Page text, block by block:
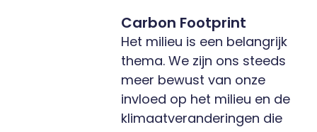
Carbon Footprint
Het milieu is een belangrijk
thema. We zijn ons steeds
meer bewust van onze
invloed op het milieu en de
klimaatveranderingen die